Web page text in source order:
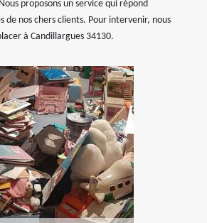
proposons un service qui répond
de nos chers clients. Pour intervenir, nous
à Candillargues 34130.